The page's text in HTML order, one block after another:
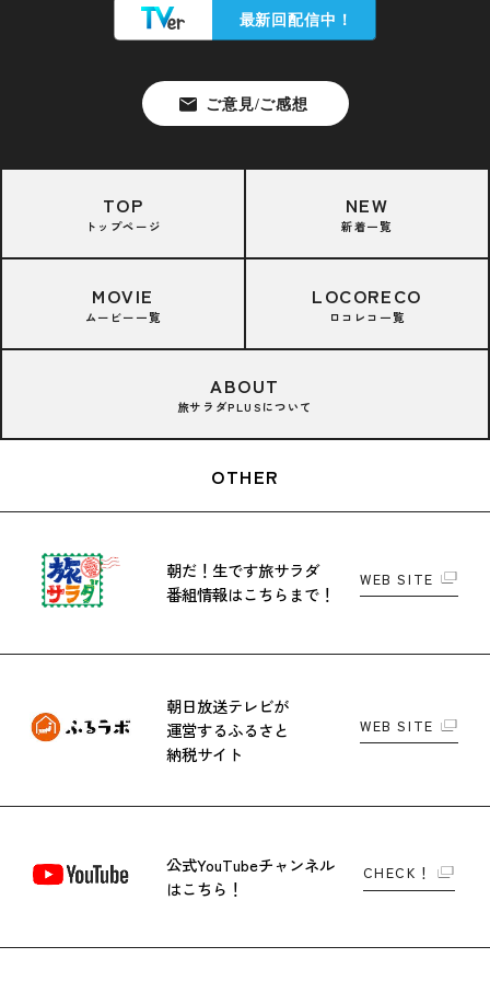
TOP
トップページ
NEW
新着一覧
MOVIE
ムービー一覧
LOCORECO
ロコレコ一覧
ABOUT
旅サラダPLUSについて
OTHER
朝だ！生です旅サラダ
番組情報はこちらまで！
WEB SITE
朝日放送テレビが
運営するふるさと
納税サイト
WEB SITE
公式YouTubeチャンネル
はこちら！
CHECK！